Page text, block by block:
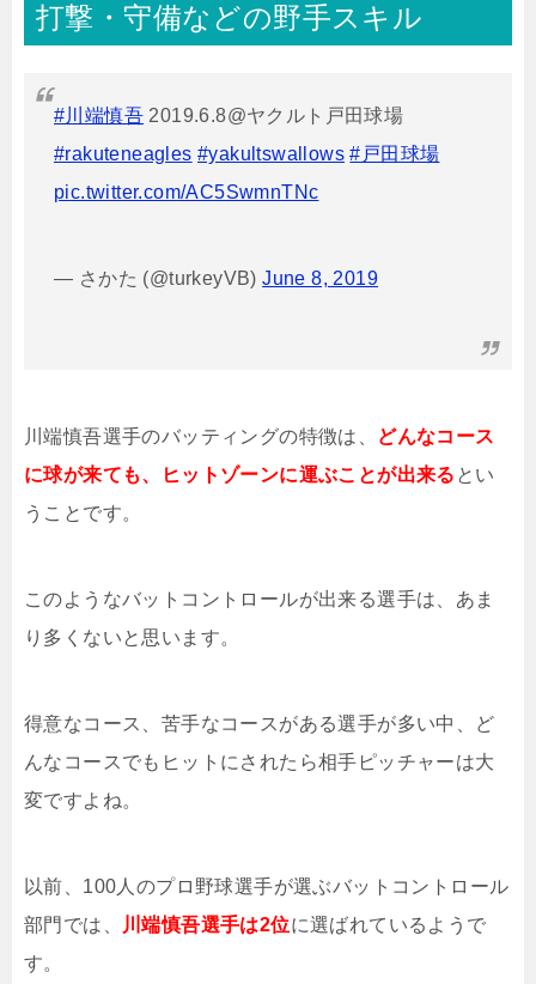
打撃・守備などの野手スキル
#川端慎吾 2019.6.8@ヤクルト戸田球場
#rakuteneagles #yakultswallows #戸田球場
pic.twitter.com/AC5SwmnTNc
— さかた (@turkeyVB)June 8, 2019
川端慎吾選手のバッティングの特徴は、
どんなコース
に球が来ても、ヒットゾーンに運ぶことが出来る とい
うことです。
このようなバットコントロールが出来る選手は、あま
り多くないと思います。
得意なコース、苦手なコースがある選手が多い中、ど
んなコースでもヒットにされたら相手ピッチャーは大
変ですよね。
以前、100人のプロ野球選手が選ぶバットコントロール
部門では、
川端慎吾選手は2位に選ばれているようで
す。